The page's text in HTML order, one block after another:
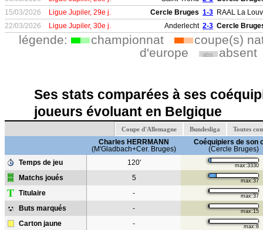
15/03/2026
Ligue Jupiler, 29e j. Cercle Bruges 1-3 RAAL La
22/03/2026
Ligue Jupiler, 30e j. Anderlecht 2-3 Cercle
légende: championnat
coupe(s)
d'europe
abs. absent
Ses stats comparées à ses
joueurs évoluant en Belgique
Coupe d'Allemagne Bundesliga Toutes
Charles HERRMANN
(M'Gladbach+Cer. Bruges)
Coéquipiers de son
(Cercle Bruges)
Temps de jeu
120' max:3330
Matchs joués 5 max:37
T Titulaire - max:37
Buts marqués - max:15
Carton jaune - max:8